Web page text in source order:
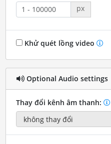
px
Khử quét lồng video
Optional Audio settings
Thay đổi kênh âm thanh: